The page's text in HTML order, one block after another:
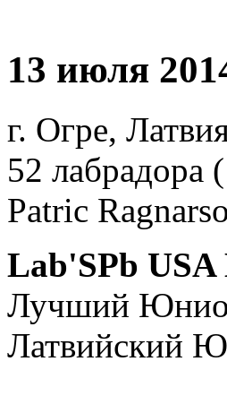
13 июля
г. Огре,
52 лабрадора
Patric
Lab'SPb
Лучший
Латвийский